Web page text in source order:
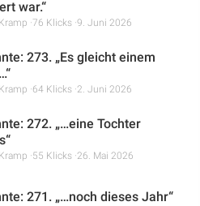
war.“
76 Klicks 9. Juni 2026
273. „Es gleicht einem
64 Klicks 2. Juni 2026
272. „…eine Tochter
55 Klicks 26. Mai 2026
271. „…noch dieses Jahr“